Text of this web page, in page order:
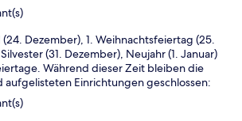
Dezember), 1. Weihnachtsfeiertag (25.
(31. Dezember), Neujahr (1. Januar)
Während dieser Zeit bleiben die
aufgelisteten Einrichtungen geschlossen: